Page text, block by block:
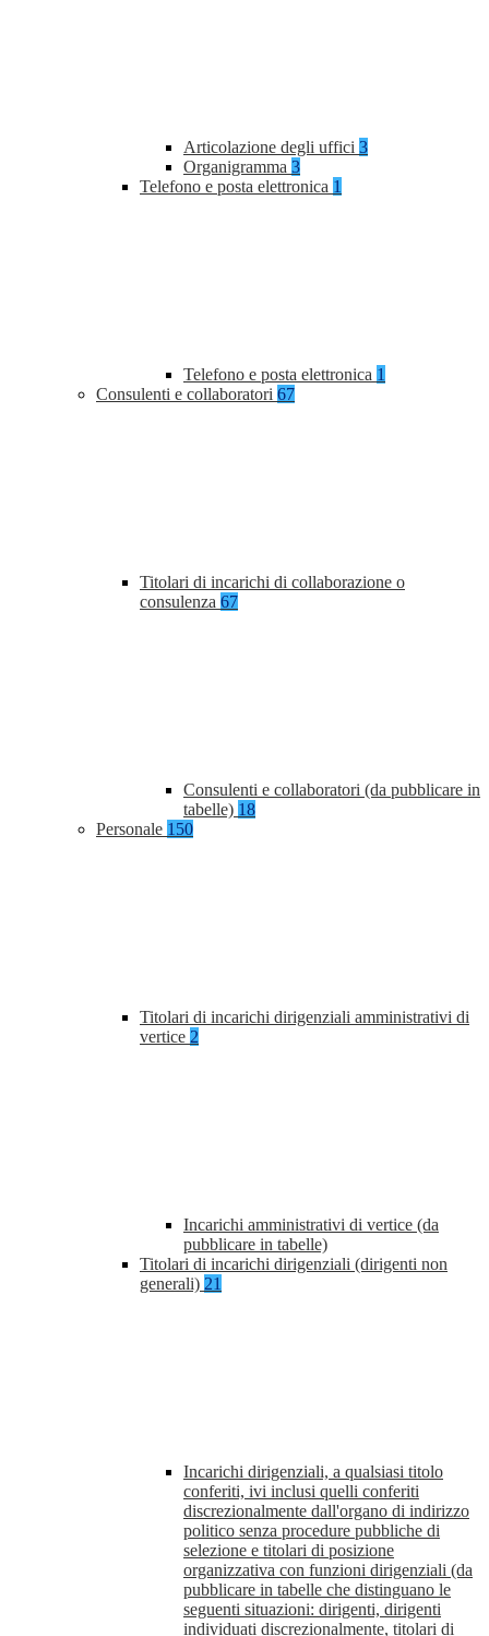
Articolazione degli uffici 3
Organigramma 3
Telefono e posta elettronica 1
Telefono e posta elettronica 1
Consulenti e collaboratori 67
Titolari di incarichi di collaborazione o
consulenza 67
Consulenti e collaboratori (da pubblicare in
tabelle) 18
Personale 150
Titolari di incarichi dirigenziali amministrativi di
vertice 2
Incarichi amministrativi di vertice (da
pubblicare in tabelle)
Titolari di incarichi dirigenziali (dirigenti non
generali) 21
Incarichi dirigenziali, a qualsiasi titolo
conferiti, ivi inclusi quelli conferiti
discrezionalmente dall'organo di indirizzo
politico senza procedure pubbliche di
selezione e titolari di posizione
organizzativa con funzioni dirigenziali (da
pubblicare in tabelle che distinguano le
seguenti situazioni: dirigenti, dirigenti
individuati discrezionalmente, titolari di